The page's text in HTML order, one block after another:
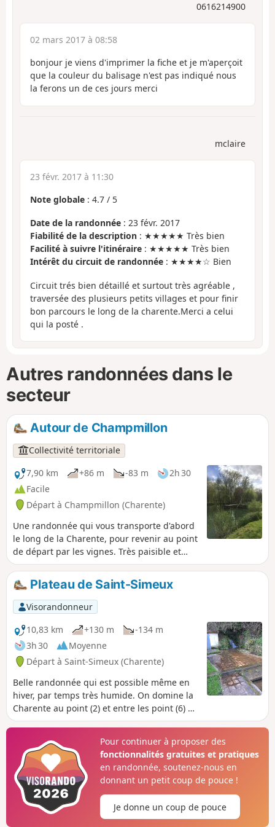
0616214900
02 mars 2017 à 08:58
bonjour je viens d'imprimer la fiche et je m'aperçoit
que la couleur du balisage n'est pas indiqué nous
la ferons un de ces jours merci
mclaire
23 févr. 2017 à 11:30
Note globale : 4.7 / 5
Date de la randonnée : 23 févr. 2017
Fiabilité de la description : ★★★★★ Très bien
Facilité à suivre l'itinéraire : ★★★★★ Très bien
Intérêt du circuit de randonnée : ★★★★☆ Bien
Circuit trés bien détaillé et surtout très agréable ,
traversée des plusieurs petits villages et pour finir
bon parcours le long de la charente.Merci a celui
qui la posté .
Autres randonnées dans le
secteur
Autour de Champmillon
Collectivité territoriale
7,90 km
+86 m -83 m
2h 30
Facile
Départ à Champmillon (Charente)
Une randonnée qui vous transporte d'abord
le long de la Charente, pour revenir au point
de départ par les vignes. Très paisible et
très agréable parcours.
Plateau de Saint-Simeux
Visorandonneur
10,83 km
+130 m
-134 m
3h 30
Moyenne
Départ à Saint-Simeux (Charente)
Belle randonnée qui est possible même en
hiver, par temps très humide. On domine la
Charente au point (2) et entre les point (6) et
(8). Le clocher de l'église est visible sur une
entre les vignes et les hameaux par des
petits chemins boisés.
Pour continuer à proposer des
fonctionnalités gratuites et pratiques
en randonnée, soutenez-nous en
donnant un petit coup de pouce !
Je donne un coup de pouce